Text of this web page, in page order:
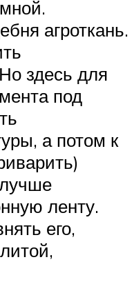
агроткань.
здесь для
под
а потом к
ленту.
его,